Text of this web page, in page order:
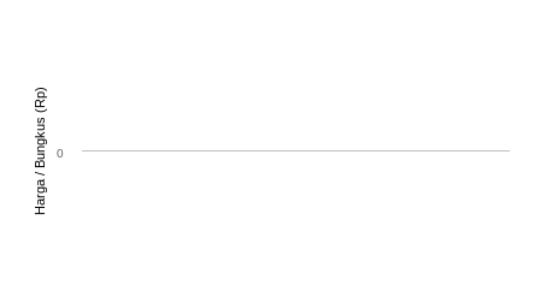
Harga / Bungkus (Rp) 0